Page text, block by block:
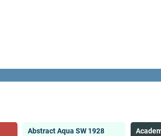
Abstract Aqua SW 1928